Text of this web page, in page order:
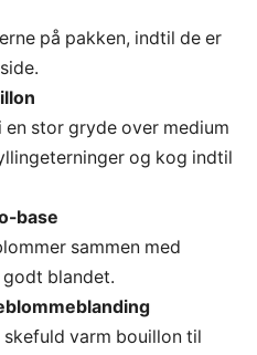
på pakken, indtil de er
stor gryde over medium
og kog indtil
base
sammen med
blandet.
varm bouillon til